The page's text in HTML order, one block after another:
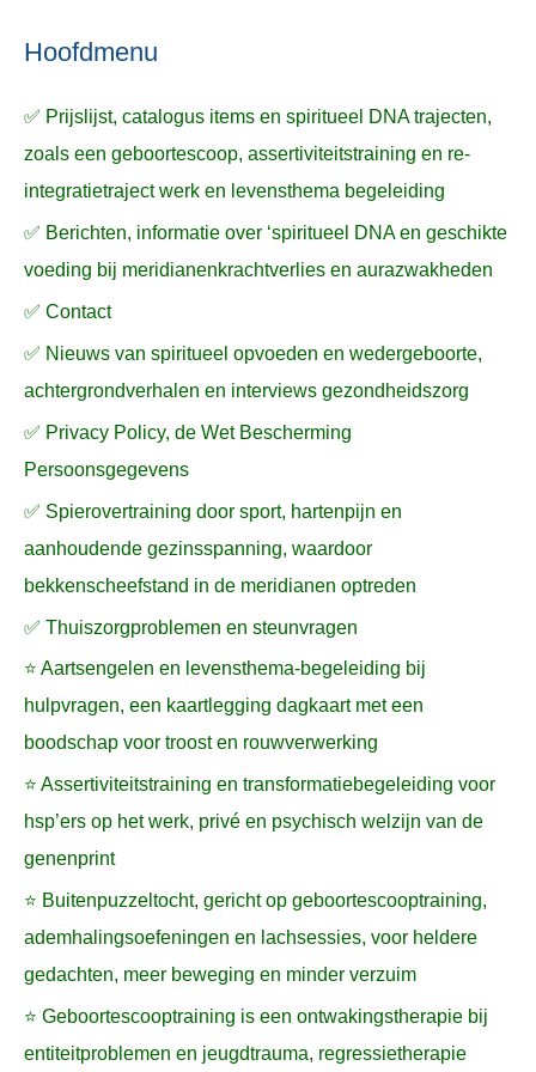
na
r
:
Hoofdmenu
✅ Prijslijst, catalogus items en spiritueel DNA trajecten,
zoals een geboortescoop, assertiviteitstraining en re-
integratietraject werk en levensthema begeleiding
✅ Berichten, informatie over ‘spiritueel DNA en geschikte
voeding bij meridianenkrachtverlies en aurazwakheden
✅ Contact
✅ Nieuws van spiritueel opvoeden en wedergeboorte,
achtergrondverhalen en interviews gezondheidszorg
✅ Privacy Policy, de Wet Bescherming
Persoonsgegevens
✅ Spierovertraining door sport, hartenpijn en
aanhoudende gezinsspanning, waardoor
bekkenscheefstand in de meridianen optreden
✅ Thuiszorgproblemen en steunvragen
⭐ Aartsengelen en levensthema-begeleiding bij
hulpvragen, een kaartlegging dagkaart met een
boodschap voor troost en rouwverwerking
⭐ Assertiviteitstraining en transformatiebegeleiding voor
hsp’ers op het werk, privé en psychisch welzijn van de
genenprint
⭐ Buitenpuzzeltocht, gericht op geboortescooptraining,
ademhalingsoefeningen en lachsessies, voor heldere
gedachten, meer beweging en minder verzuim
⭐ Geboortescooptraining is een ontwakingstherapie bij
entiteitproblemen en jeugdtrauma, regressietherapie
n